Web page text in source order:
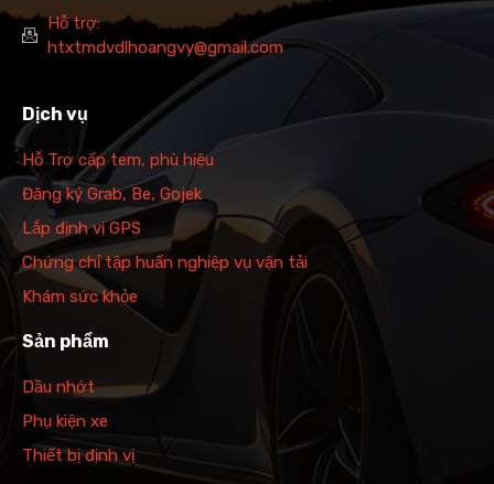
Hỗ trợ:
htxtmdvdlhoangvy@gmail.com
Dịch vụ
Hỗ Trợ cấp tem, phù hiệu
Đăng ký Grab, Be, Gojek
Lắp định vị GPS
Chứng chỉ tập huấn nghiệp vụ vận tải
Khám sức khỏe
Sản phẩm
Dầu nhớt
Phụ kiện xe
Thiết bị định vị